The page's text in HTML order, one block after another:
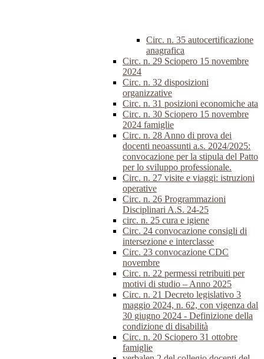
Circ. n. 35 autocertificazione
anagrafica
Circ. n. 29 Sciopero 15 novembre
2024
Circ. n. 32 disposizioni
organizzative
Circ. n. 31 posizioni economiche ata
Circ. n. 30 Sciopero 15 novembre
2024 famiglie
Circ. n. 28 Anno di prova dei
docenti neoassunti a.s. 2024/2025:
convocazione per la stipula del Patto
per lo sviluppo professionale.
Circ. n. 27 visite e viaggi: istruzioni
operative
Circ. n. 26 Programmazioni
Disciplinari A.S. 24-25
circ. n. 25 cura e igiene
Circ. 24 convocazione consigli di
intersezione e interclasse
Circ. 23 convocazione CDC
novembre
Circ. n. 22 permessi retribuiti per
motivi di studio – Anno 2025
Circ. n. 21 Decreto legislativo 3
maggio 2024, n. 62, con vigenza dal
30 giugno 2024 - Definizione della
condizione di disabilità
Circ. n. 20 Sciopero 31 ottobre
famiglie